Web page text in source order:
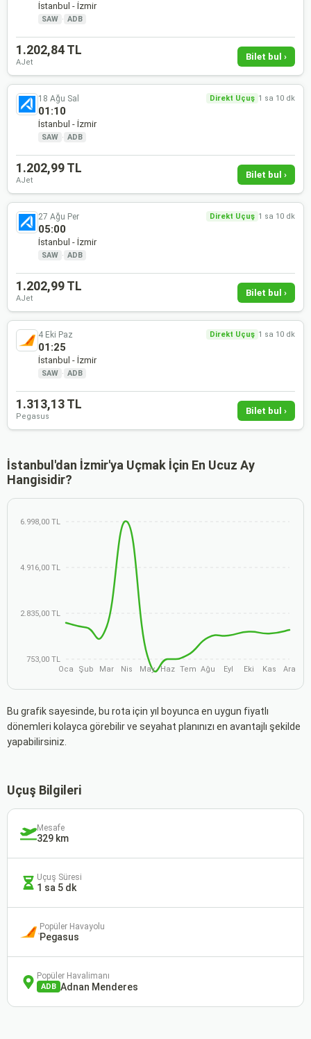
İstanbul - İzmir
SAW · ADB
1.202,84 TL
AJet
Bilet bul ›
18 Ağu Sal Direkt Uçuş 1 sa 10 dk
01:10
İstanbul - İzmir
SAW · ADB
1.202,99 TL
AJet
Bilet bul ›
27 Ağu Per Direkt Uçuş 1 sa 10 dk
05:00
İstanbul - İzmir
SAW · ADB
1.202,99 TL
AJet
Bilet bul ›
4 Eki Paz Direkt Uçuş 1 sa 10 dk
01:25
İstanbul - İzmir
SAW · ADB
1.313,13 TL
Pegasus
Bilet bul ›
İstanbul'dan İzmir'ya Uçmak İçin En Ucuz Ay
Hangisidir?
6.998,00 TL
4.916,00 TL
2.835,00 TL
753,00 TL
Oca
Şub Mar Nis May Haz Tem Ağu Eyl Eki Kas Ara
Bu grafik sayesinde, bu rota için yıl boyunca en uygun fiyatlı
dönemleri kolayca görebilir ve seyahat planınızı en avantajlı şekilde
yapabilirsiniz.
Uçuş Bilgileri
Mesafe
329 km
Uçuş Süresi
1 sa 5 dk
Popüler Havayolu
Pegasus
Popüler Havalimanı
ADB Adnan Menderes